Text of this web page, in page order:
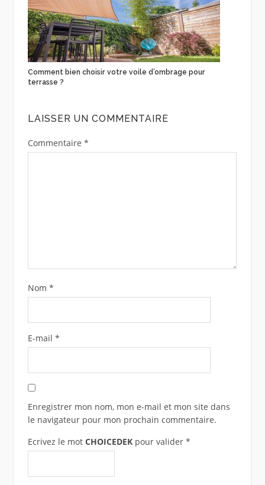
Comment bien choisir votre voile d’ombrage pour
terrasse ?
LAISSER UN COMMENTAIRE
Commentaire *
Nom *
E-mail *
Enregistrer mon nom, mon e-mail et mon site dans
le navigateur pour mon prochain commentaire.
Ecrivez le mot CHOICEDEKpour valider *